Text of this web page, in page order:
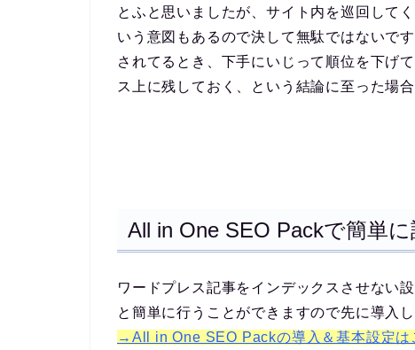
とふと思いましたが、サイト内を巡回して
いう意図もあるので決して無駄ではないで
されてるとき、下手にいじって順位を下げ
ス上に残しておく、という結論に至った場合
All in One SEO Packで簡単に
ワードプレス記事をインデックスさせない
と簡単に行うことができますので先に導入し
→All in One SEO Packの導入＆基本設定は